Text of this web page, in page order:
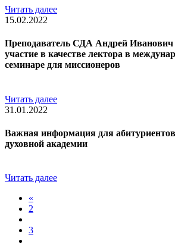
Читать далее
15.02.2022
Преподаватель СДА Андрей
участие в качестве лектора в
семинаре для миссионеров
Читать далее
31.01.2022
Важная информация для
духовной академии
Читать далее
«
2
3